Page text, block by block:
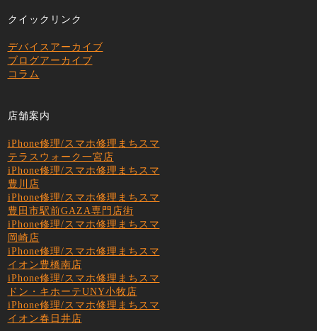
クイックリンク
デバイスアーカイブ
ブログアーカイブ
コラム
店舗案内
iPhone修理/スマホ修理まちスマ
テラスウォーク一宮店
iPhone修理/スマホ修理まちスマ
豊川店
iPhone修理/スマホ修理まちスマ
豊田市駅前GAZA専門店街
iPhone修理/スマホ修理まちスマ
岡崎店
iPhone修理/スマホ修理まちスマ
イオン豊橋南店
iPhone修理/スマホ修理まちスマ
ドン・キホーテUNY小牧店
iPhone修理/スマホ修理まちスマ
イオン春日井店